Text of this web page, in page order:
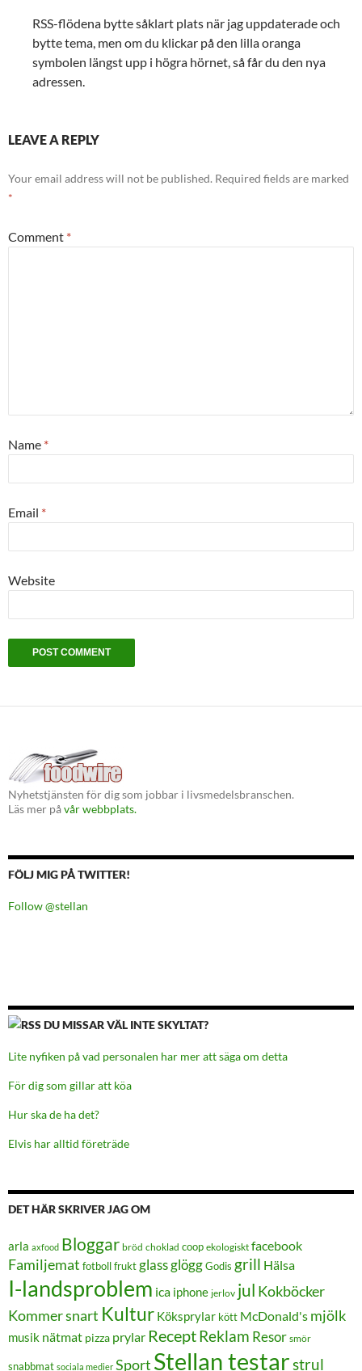
RSS-flödena bytte såklart plats när jag uppdaterade och
bytte tema, men om du klickar på den lilla oranga
symbolen längst upp i högra hörnet, så får du den nya
adressen.
LEAVE A REPLY
Your email address will not be published. Required fields are marked
*
Comment *
Name *
Email *
Website
Nyhetstjänsten för dig som jobbar i livsmedelsbranschen.
Läs mer påvår webbplats.
FÖLJ MIG PÅ TWITTER!
Follow @stellan
DU MISSAR VÄL INTE SKYLTAT?
Lite nyfiken på vad personalen har mer att säga om detta
För dig som gillar att köa
Hur ska de ha det?
Elvis har alltid företräde
DET HÄR SKRIVER JAG OM
arla axfood Bloggar bröd choklad coop ekologiskt facebook
Familjemat fotboll fruktglassglöggGodis grill Hälsa
I-landsproblem ica iphone jerlov jul Kokböcker
Kommer snart Kultur Köksprylar kött McDonald's mjölk
musik nätmat pizza prylar ReceptReklam Resor smör
snabbmat sociala medier Sport Stellan testarstrul